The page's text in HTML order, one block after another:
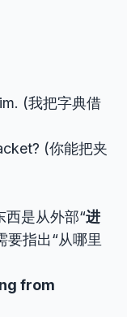
(我把字典借
(你能把夹
西是从外部“进
要指出“从哪里
from